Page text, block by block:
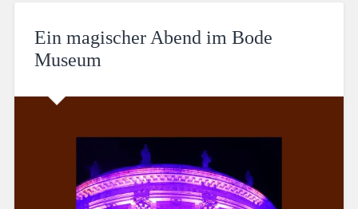
Ein magischer Abend im Bode
Museum